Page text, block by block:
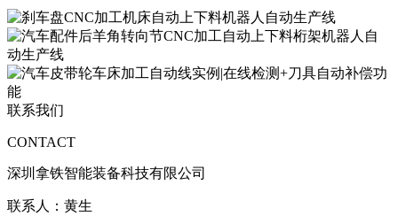
联系我们
CONTACT
深圳拿铁智能装备科技有限公司
联系人：黄生